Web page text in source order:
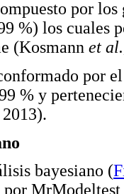
por los
%) los cuales
(Kosmann et
por
% y
2013).
bayesiano (